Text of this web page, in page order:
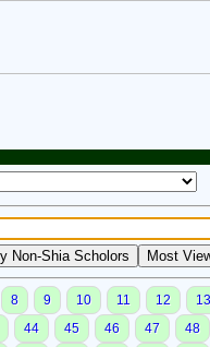
8 9 10 11 12 13
44 45 46 47 48